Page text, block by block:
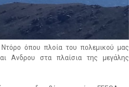
όπου πλοία του πολεμικού μας
Ανδρου στα πλαίσια της μεγάλης